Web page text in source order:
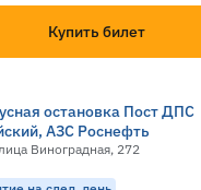
Купить билет
остановка Пост ДПС
АЗС Роснефть
Виноградная, 272